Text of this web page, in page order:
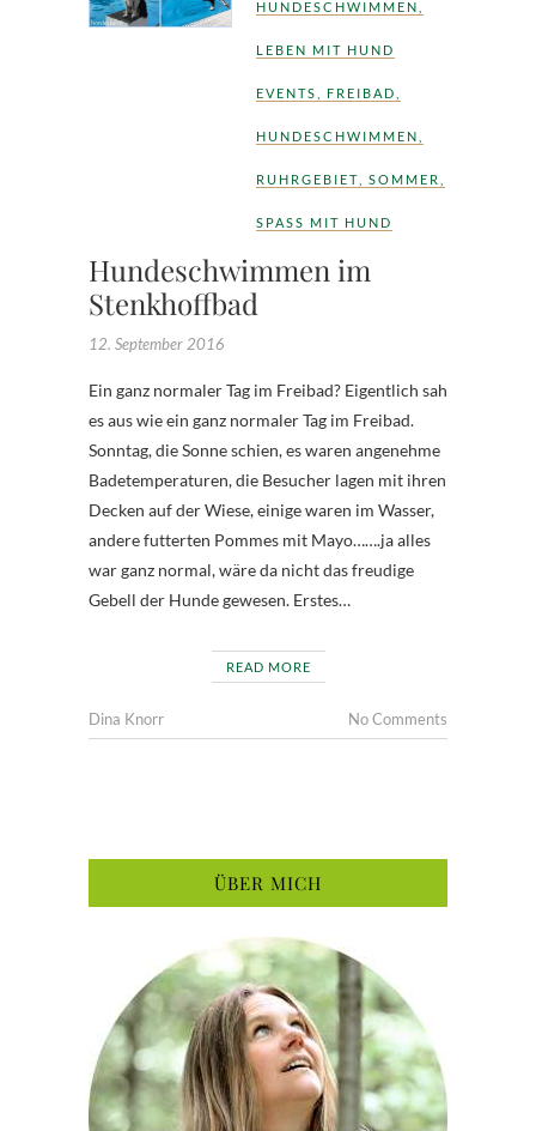
HUNDESCHWIMMEN
LEBEN MIT HUND
EVENTS FREIBAD
HUNDESCHWIMMEN
RUHRGEBIET SOMMER
SPASS MIT HUND
Hundeschwimmen im
Stenkhoffbad
12. September 2016
Ein ganz normaler Tag im Freibad? Eigentlich sah
es aus wie ein ganz normaler Tag im Freibad.
Sonntag, die Sonne schien, es waren angenehme
Badetemperaturen, die Besucher lagen mit ihren
Decken auf der Wiese, einige waren im Wasser,
andere futterten Pommes mit Mayo…….ja alles
war ganz normal, wäre da nicht das freudige
Gebell der Hunde gewesen. Erstes…
READ MORE
Dina Knorr No Comments
ÜBER MICH